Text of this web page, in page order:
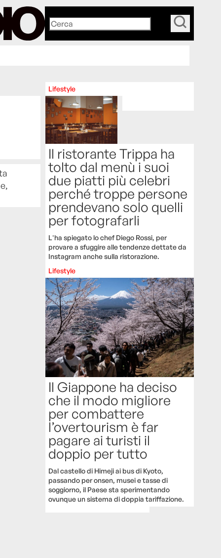
Lifestyle
Il ristorante Trippa ha
tolto dal menù i suoi
due piatti più celebri
perché troppe persone
prendevano solo quelli
per fotografarli
L'ha spiegato lo chef Diego Rossi, per
provare a sfuggire alle tendenze dettate da
Instagram anche sulla ristorazione.
Lifestyle
Il Giappone ha deciso
che il modo migliore
per combattere
l’overtourism è far
pagare ai turisti il
doppio per tutto
Dal castello di Himeji ai bus di Kyoto,
passando per onsen, musei e tasse di
soggiorno, il Paese sta sperimentando
ovunque un sistema di doppia tariffazione.